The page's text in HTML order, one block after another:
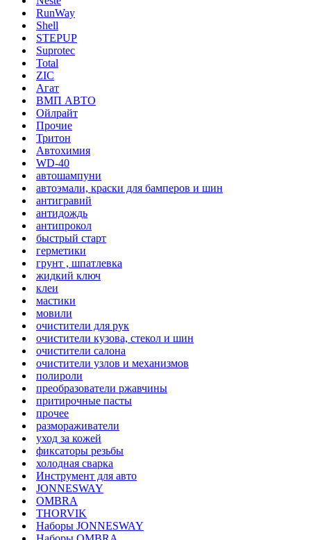
RunWay
Shell
STEPUP
Suprotec
Total
ZIC
Агат
ВМП АВТО
Ойлрайт
Прочие
Тритон
Автохимия
WD-40
автошампуни
автоэмали, краски для бамперов и шин
антигравий
антидождь
антипрокол
быстрый старт
герметики
грунт , шпатлевка
жидкий ключ
клеи
мастики
мовили
очистители для рук
очистители кузова, стекол и шин
очистители салона
очистители узлов и механизмов
полироли
преобразователи ржавчины
притирочные пасты
прочее
размораживатели
уход за кожей
фиксаторы резьбы
холодная сварка
Инструмент для авто
JONNESWAY
OMBRA
THORVIK
Наборы JONNESWAY